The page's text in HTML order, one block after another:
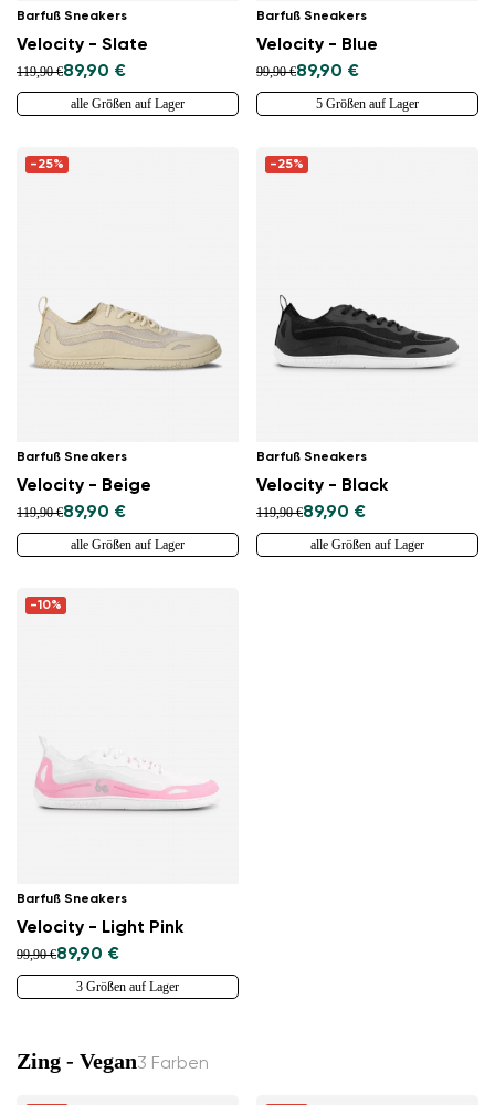
Barfuß Sneakers
Velocity - Slate
119,90 €89,90 €
alle Größen auf Lager
Barfuß Sneakers
Velocity - Blue
99,90 €89,90 €
5 Größen auf Lager
-25%
Barfuß Sneakers
Velocity - Beige
119,90 €89,90 €
alle Größen auf Lager
-25%
Barfuß Sneakers
Velocity - Black
119,90 €89,90 €
alle Größen auf Lager
-10%
Barfuß Sneakers
Velocity - Light Pink
99,90 €89,90 €
3 Größen auf Lager
Zing - Vegan3 Farben